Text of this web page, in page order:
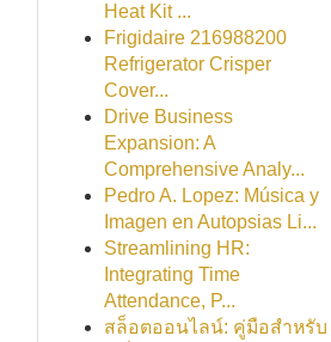
Heat Kit ...
Frigidaire 216988200
Refrigerator Crisper
Cover...
Drive Business
Expansion: A
Comprehensive Analy...
Pedro A. Lopez: Música y
Imagen en Autopsias Li...
Streamlining HR:
Integrating Time
Attendance, P...
สล็อตออนไลน์: คู่มือสำหรับ